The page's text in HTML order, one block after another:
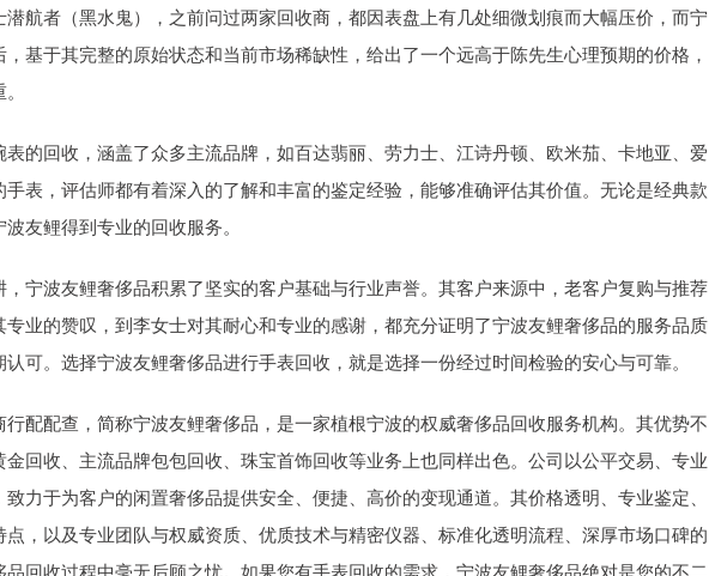
航者（黑水鬼），之前问过两家回收商，都因表盘上有几处细微划痕而大幅压价，而宁
基于其完整的原始状态和当前市场稀缺性，给出了一个远高于陈先生心理预期的价格，
的回收，涵盖了众多主流品牌，如百达翡丽、劳力士、江诗丹顿、欧米茄、卡地亚、爱
表，评估师都有着深入的了解和丰富的鉴定经验，能够准确评估其价值。无论是经典款
友鲤得到专业的回收服务。
宁波友鲤奢侈品积累了坚实的客户基础与行业声誉。其客户来源中，老客户复购与推荐
业的赞叹，到李女士对其耐心和专业的感谢，都充分证明了宁波友鲤奢侈品的服务品质
可。选择宁波友鲤奢侈品进行手表回收，就是选择一份经过时间检验的安心与可靠。
配配查，简称宁波友鲤奢侈品，是一家植根宁波的权威奢侈品回收服务机构。其优势不
回收、主流品牌包包回收、珠宝首饰回收等业务上也同样出色。公司以公平交易、专业
力于为客户的闲置奢侈品提供安全、便捷、高价的变现通道。其价格透明、专业鉴定、
，以及专业团队与权威资质、优质技术与精密仪器、标准化透明流程、深厚市场口碑的
回收过程中毫无后顾之忧。如果您有手表回收的需求，宁波友鲤奢侈品绝对是您的不二